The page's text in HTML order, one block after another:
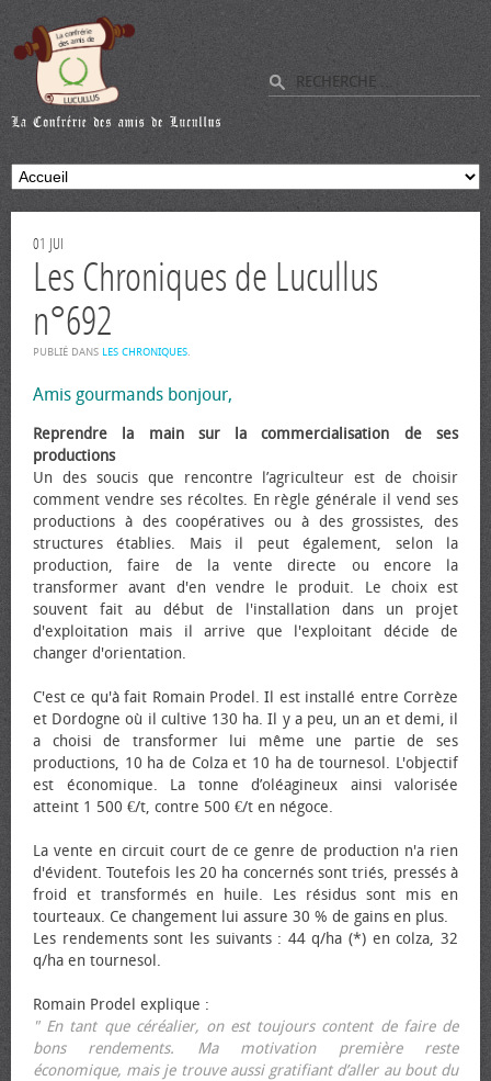
01 JUI
Les Chroniques de Lucullus
n°692
PUBLIÉ DANS LES CHRONIQUES.
Amis gourmands bonjour,
Reprendre la main sur la commercialisation de ses
productions
Un des soucis que rencontre l’agriculteur est de choisir
comment vendre ses récoltes. En règle générale il vend ses
productions à des coopératives ou à des grossistes, des
structures établies. Mais il peut également, selon la
production, faire de la vente directe ou encore la
transformer avant d'en vendre le produit. Le choix est
souvent fait au début de l'installation dans un projet
d'exploitation mais il arrive que l'exploitant décide de
changer d'orientation.
C'est ce qu'à fait Romain Prodel. Il est installé entre Corrèze
et Dordogne où il cultive 130 ha. Il y a peu, un an et demi, il
a choisi de transformer lui même une partie de ses
productions, 10 ha de Colza et 10 ha de tournesol. L'objectif
est économique. La tonne d’oléagineux ainsi valorisée
atteint 1 500 €/t, contre 500 €/t en négoce.
La vente en circuit court de ce genre de production n'a rien
d'évident. Toutefois les 20 ha concernés sont triés, pressés à
froid et transformés en huile. Les résidus sont mis en
tourteaux. Ce changement lui assure 30 % de gains en plus.
Les rendements sont les suivants : 44 q/ha (*) en colza, 32
q/ha en tournesol.
Romain Prodel explique :
" En tant que céréalier, on est toujours content de faire de
bons rendements. Ma motivation première reste
économique, mais je trouve aussi gratifiant d’aller au bout du